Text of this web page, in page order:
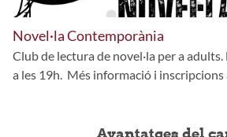
Novel·la Contemporània
Club de lectura de novel·la per a
a les 19h. Més informació i inscripcions a
Avantatges del